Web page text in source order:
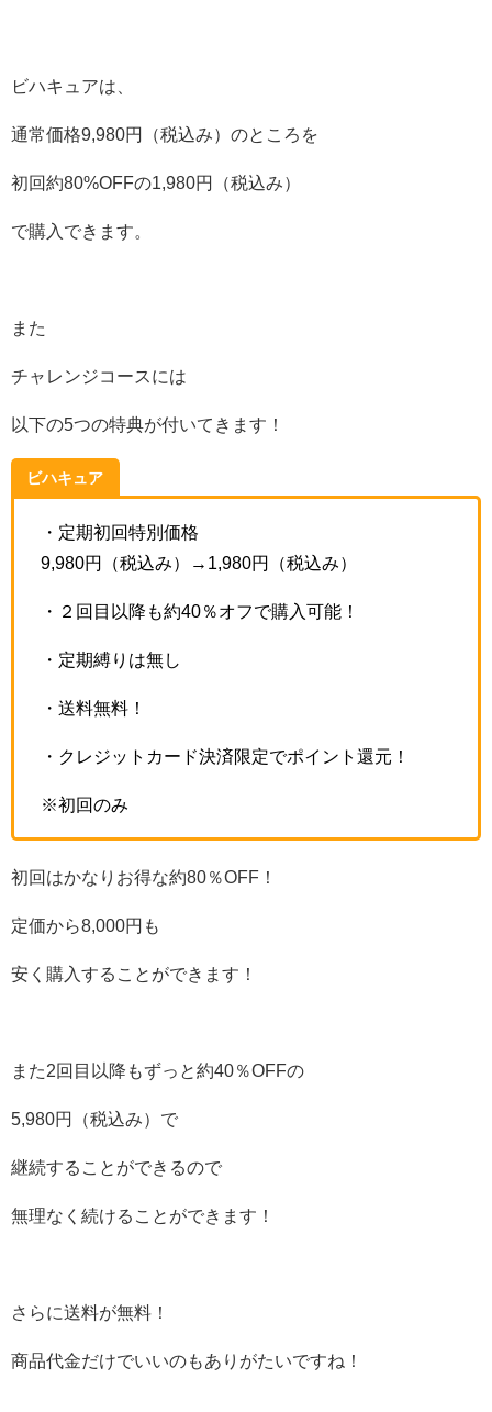
ビハキュアは、
通常価格9,980円（税込み）のところを
初回約80%OFFの1,980円（税込み）
で購入できます。
また
チャレンジコースには
以下の5つの特典が付いてきます！
ビハキュア
・定期初回特別価格
9,980円（税込み）→1,980円（税込み）
・２回目以降も約40％オフで購入可能！
・定期縛りは無し
・送料無料！
・クレジットカード決済限定でポイント還元！
※初回のみ
初回はかなりお得な約80％OFF！
定価から8,000円も
安く購入することができます！
また2回目以降もずっと約40％OFFの
5,980円（税込み）で
継続することができるので
無理なく続けることができます！
さらに送料が無料！
商品代金だけでいいのもありがたいですね！